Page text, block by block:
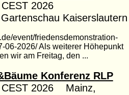
2026
Kaiserslautern
event/friedensdemonstration-
06-2026/ Als weiterer Höhepunkt
wir am Freitag, den ...
Konferenz RLP
CEST 2026 Mainz,